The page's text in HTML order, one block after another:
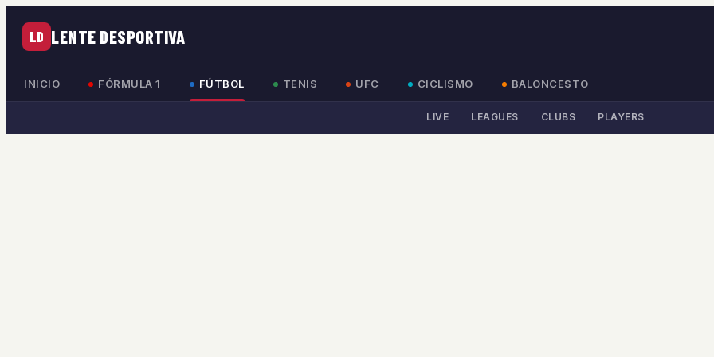
LD LENTE DESPORTIVA
INICIO FÓRMULA 1 FÚTBOL TENIS UFC CICLISMO BALONCESTO
LIVE LEAGUES CLUBS PLAYERS